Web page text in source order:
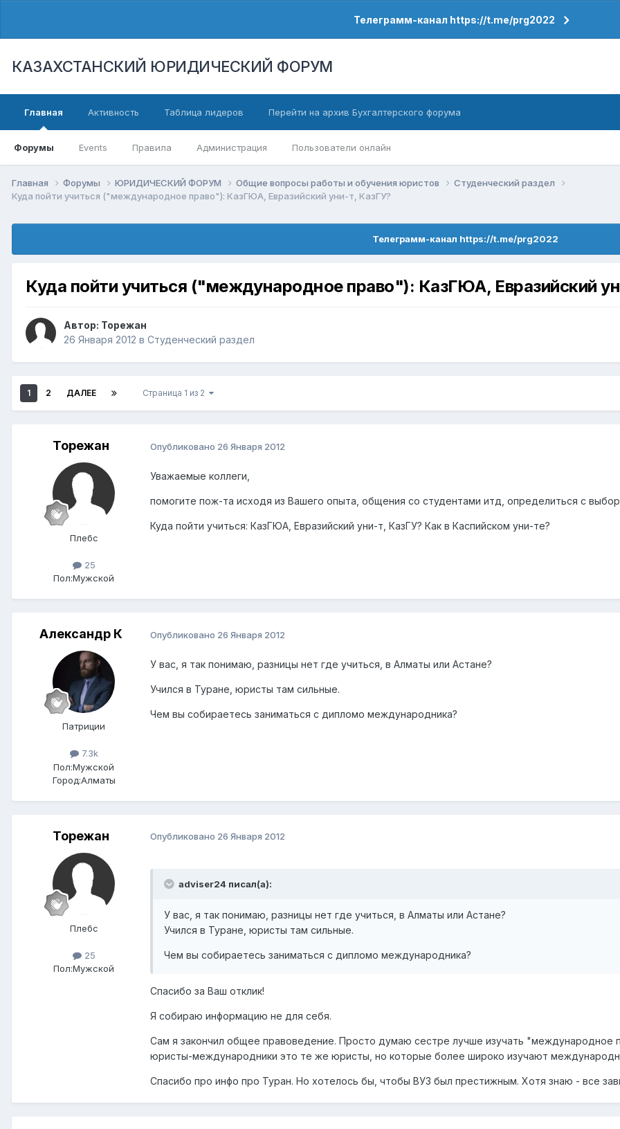
Телеграмм-канал https://t.me/prg2022
КАЗАХСТАНСКИЙ ЮРИДИЧЕСКИЙ ФОРУМ
Главная
Форумы Events Правила Администрация Пользователи онлайн
Активность Таблица лидеров Перейти на архив Бухгалтерского форума
Главная Форумы ЮРИДИЧЕСКИЙ ФОРУМ Общие вопросы работы и обучения юристов
Студенческий раздел
Куда пойти учиться ("международное право"): КазГЮА, Евразийский уни-т, КазГУ?
Телеграмм-канал https://t.me/prg2022
Куда пойти учиться ("международное право"): КазГЮА, Евразийский
Автор: Торежан
26 Января 2012 в Студенческий раздел
1 2 ДАЛЕЕ Страница 1 из 2
Торежан
Плебс
25
Пол:Мужской
Опубликовано 26 Января 2012
Уважаемые коллеги,
помогите пож-та исходя из Вашего опыта, общения со студентами итд, определиться с
Куда пойти учиться: КазГЮА, Евразийский уни-т, КазГУ? Как в Каспийском уни-те?
Александр К
Патриции
7.3k
Пол:Мужской
Город:Алматы
Опубликовано 26 Января 2012
У вас, я так понимаю, разницы нет где учиться, в Алматы или Астане?
Учился в Туране, юристы там сильные.
Чем вы собираетесь заниматься с дипломо международника?
Торежан
Плебс
25
Пол:Мужской
Опубликовано 26 Января 2012
adviser24 писал(а):
У вас, я так понимаю, разницы нет где учиться, в Алматы или Астане?
Учился в Туране, юристы там сильные.
Чем вы собираетесь заниматься с дипломо международника?
Спасибо за Ваш отклик!
Я собираю информацию не для себя.
Сам я закончил общее правоведение. Просто думаю сестре лучше изучать
юристы-международники это те же юристы, но которые более широко изучают
Спасибо про инфо про Туран. Но хотелось бы, чтобы ВУЗ был престижным. Хотя знаю - все